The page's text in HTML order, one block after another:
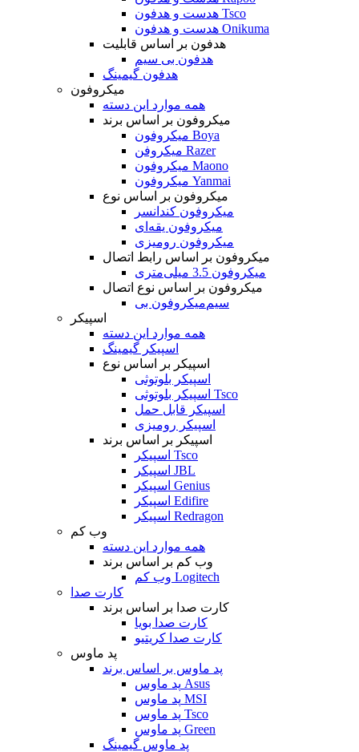
هدست و هدفون Tsco
هدست و هدفون Onikuma
هدفون بر اساس قابلیت
هدفون بی سیم
هدفون گیمینگ
میکروفون
همه موارد این دسته
میکروفون بر اساس برند
میکروفون Boya
میکروفن Razer
میکروفون Maono
میکروفون Yanmai
میکروفون بر اساس نوع
میکروفون کندانسر
میکروفون یقه‌ای
میکروفون رومیزی
میکروفون بر اساس رابط اتصال
میکروفون 3.5 میلی‌متری
میکروفون بر اساس نوع اتصال
میکروفون بی‌‎سیم
اسپیکر
همه موارد این دسته
اسپیکر گیمینگ
اسپیکر بر اساس نوع
اسپیکر بلوتوثی
اسپیکر بلوتوثی Tsco
اسپیکر قابل حمل
اسپیکر رومیزی
اسپیکر بر اساس برند
اسپیکر Tsco
اسپیکر JBL
اسپیکر Genius
اسپیکر Edifire
اسپیکر Redragon
وب کم
همه موارد این دسته
وب کم بر اساس برند
وب کم Logitech
کارت صدا
کارت صدا بر اساس برند
کارت صدا بویا
کارت صدا کریتیو
پد ماوس
پد ماوس بر اساس برند
پد ماوس Asus
پد ماوس MSI
پد ماوس Tsco
پد ماوس Green
پد ماوس گیمینگ